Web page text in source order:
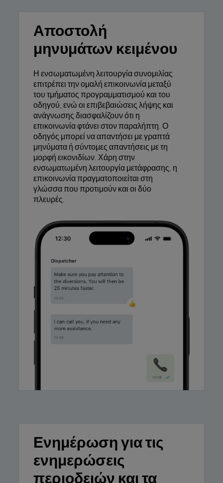
Αποστολή
μηνυμάτων κειμένου
Η ενσωματωμένη λειτουργία συνομιλίας
επιτρέπει την ομαλή επικοινωνία μεταξύ
του τμήματος προγραμματισμού και του
οδηγού, ενώ οι επιβεβαιώσεις λήψης και
ανάγνωσης διασφαλίζουν ότι η
επικοινωνία φτάνει στον παραλήπτη. Ο
οδηγός μπορεί να απαντήσει με γραπτά
μηνύματα ή σύντομες απαντήσεις με τη
μορφή εικονιδίων. Χάρη στην
ενσωματωμένη λειτουργία μετάφρασης, η
επικοινωνία πραγματοποιείται στη
γλώσσα που προτιμούν και οι δύο
πλευρές.
Ενημέρωση για τις
ενημερώσεις
περιοδειών και τα